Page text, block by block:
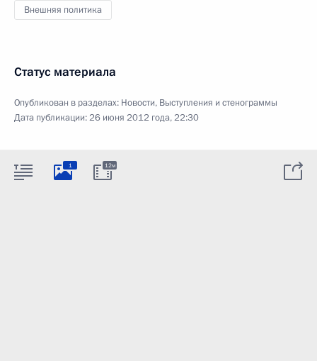
Внешняя политика
Статус материала
Опубликован в разделах: Новости, Выступления и стенограммы
Дата публикации:26 июня 2012 года, 22:30
1 12м